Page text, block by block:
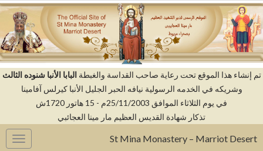
إنشاء هذا الموقع تحت رعاية صاحب القداسة والغبطةالبابا الأنبا شنوده الثالث
وشريكه في الخدمه الرسولية نيافه الحبر الجليل الأنبا كيرلس آفامينا
في يوم الثلاثاء الموافق 25/11/2003م - 15 هاتور 1720ش
تذكار شهادة القديس العظيم مار مينا العجائبي
St Mina Monastery – Marriot Desert